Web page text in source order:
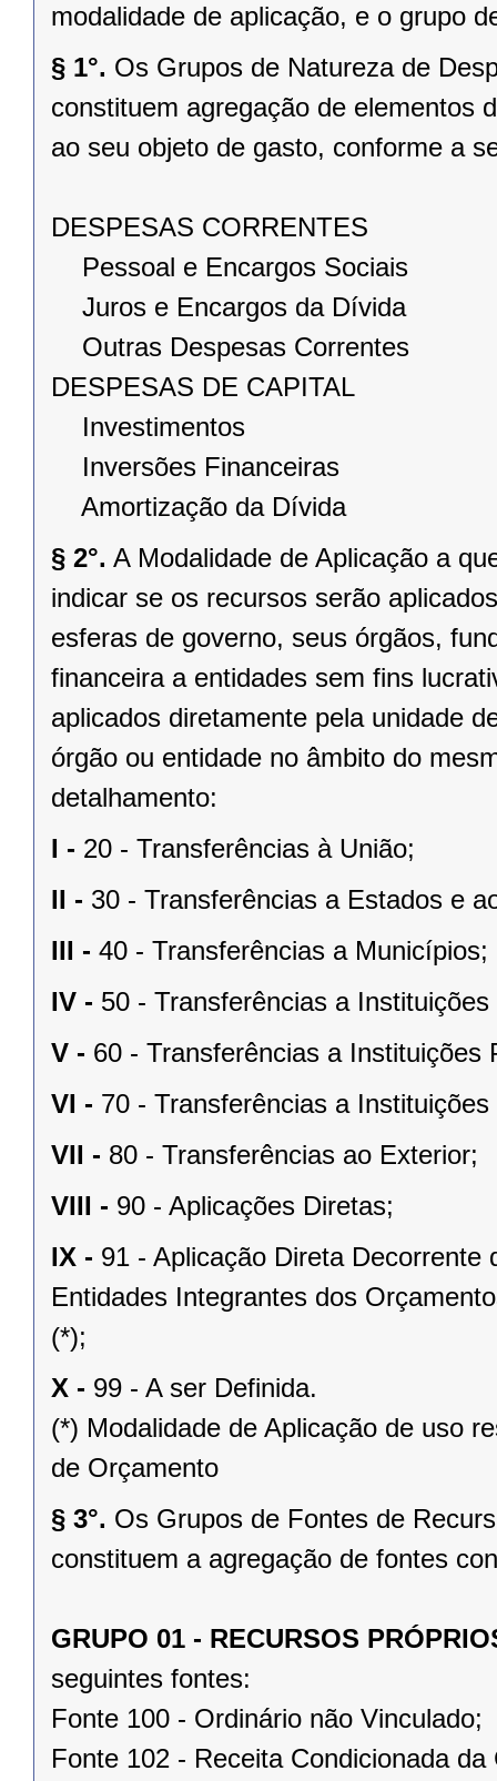
modalidade de aplicação, e o grupo
§ 1°. Os Grupos de Natureza de
constituem agregação de elementos
ao seu objeto de gasto, conforme a
DESPESAS CORRENTES
Pessoal e Encargos Sociais
Juros e Encargos da Dívida
Outras Despesas Correntes
DESPESAS DE CAPITAL
Investimentos
Inversões Financeiras
Amortização da Dívida
§ 2°. A Modalidade de Aplicação a
indicar se os recursos serão
esferas de governo, seus órgãos,
financeira a entidades sem fins
aplicados diretamente pela unidade
órgão ou entidade no âmbito do
detalhamento:
I - 20 - Transferências à União;
II - 30 - Transferências a Estados e
III - 40 - Transferências a Municípios;
IV - 50 - Transferências a
V - 60 - Transferências a Instituições
VI - 70 - Transferências a
VII - 80 - Transferências ao Exterior;
VIII - 90 - Aplicações Diretas;
IX - 91 - Aplicação Direta
Entidades Integrantes dos
(*);
X - 99 - A ser Definida.
(*) Modalidade de Aplicação de uso
de Orçamento
§ 3°. Os Grupos de Fontes de
constituem a agregação de fontes
GRUPO 01 - RECURSOS
seguintes fontes:
Fonte 100 - Ordinário não Vinculado;
Fonte 102 - Receita Condicionada